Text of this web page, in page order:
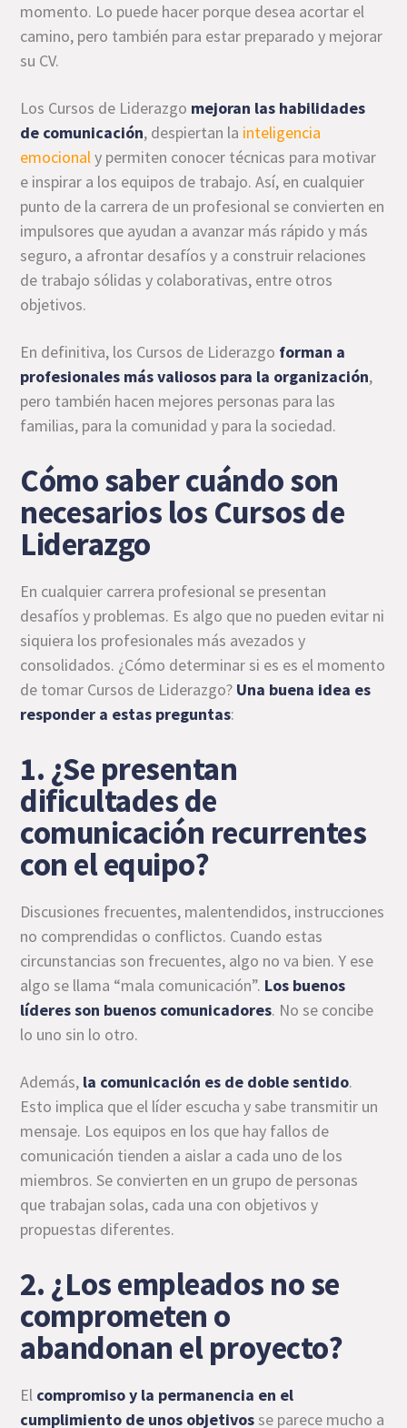
momento. Lo puede hacer porque desea acortar el
camino, pero también para estar preparado y mejorar
su CV.
Los Cursos de Liderazgo mejoran las habilidades
de comunicación, despiertan la inteligencia
emocionaly permiten conocer técnicas para motivar
e inspirar a los equipos de trabajo. Así, en cualquier
punto de la carrera de un profesional se convierten en
impulsores que ayudan a avanzar más rápido y más
seguro, a afrontar desafíos y a construir relaciones
de trabajo sólidas y colaborativas, entre otros
objetivos.
En definitiva, los Cursos de Liderazgo forman a
profesionales más valiosos para la organización,
pero también hacen mejores personas para las
familias, para la comunidad y para la sociedad.
Cómo saber cuándo son
necesarios los Cursos de
Liderazgo
En cualquier carrera profesional se presentan
desafíos y problemas. Es algo que no pueden evitar ni
siquiera los profesionales más avezados y
consolidados. ¿Cómo determinar si es es el momento
de tomar Cursos de Liderazgo? Una buena idea es
responder a estas preguntas:
1. ¿Se presentan
dificultades de
comunicación recurrentes
con el equipo?
Discusiones frecuentes, malentendidos, instrucciones
no comprendidas o conflictos. Cuando estas
circunstancias son frecuentes, algo no va bien. Y ese
algo se llama “mala comunicación”. Los buenos
líderes son buenos comunicadores. No se concibe
lo uno sin lo otro.
Además, la comunicación es de doble sentido.
Esto implica que el líder escucha y sabe transmitir un
mensaje. Los equipos en los que hay fallos de
comunicación tienden a aislar a cada uno de los
miembros. Se convierten en un grupo de personas
que trabajan solas, cada una con objetivos y
propuestas diferentes.
2. ¿Los empleados no se
comprometen o
abandonan el proyecto?
El compromiso y la permanencia en el
cumplimiento de unos objetivosse parece mucho a